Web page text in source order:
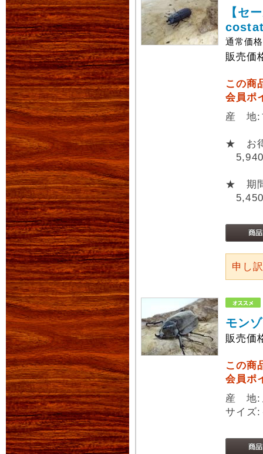
【セ
通常価
販売価
この商
会員ポ
産 地:
★ お
★ 期
申し
モン
販売価
この商
会員ポ
産 地:
サイ